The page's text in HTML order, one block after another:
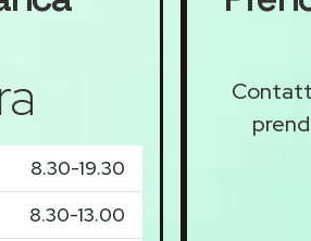
8.30-19.30
8.30-13.00